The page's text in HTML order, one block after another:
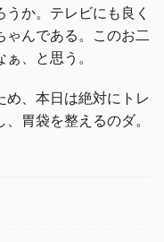
か。テレビにも良く
ゃんである。このお二
、と思う。
、本日は絶対にトレ
胃袋を整えるのダ。